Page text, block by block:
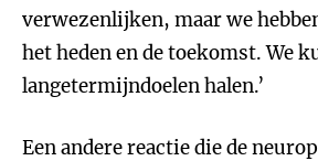
verwezenlijken, maar we
het heden en de toekomst. We
langetermijndoelen halen.’
Een andere reactie die de